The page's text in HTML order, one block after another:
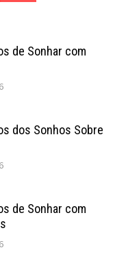
de Sonhar com
dos Sonhos Sobre
de Sonhar com